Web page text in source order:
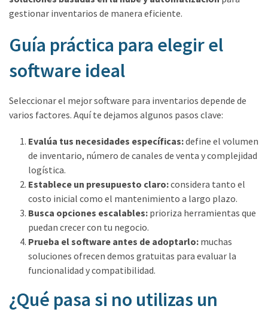
gestionar inventarios de manera eficiente.
Guía práctica para elegir el
software ideal
Seleccionar el mejor software para inventarios depende de
varios factores. Aquí te dejamos algunos pasos clave:
Evalúa tus necesidades específicas:define el volumen
de inventario, número de canales de venta y complejidad
logística.
Establece un presupuesto claro:considera tanto el
costo inicial como el mantenimiento a largo plazo.
Busca opciones escalables: prioriza herramientas que
puedan crecer con tu negocio.
Prueba el software antes de adoptarlo: muchas
soluciones ofrecen demos gratuitas para evaluar la
funcionalidad y compatibilidad.
¿Qué pasa si no utilizas un